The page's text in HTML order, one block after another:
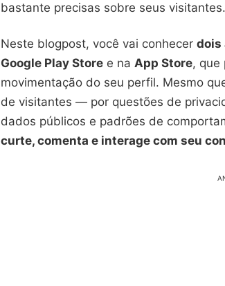
bastante precisas sobre seus visitantes.
Neste blogpost, você vai conhecer dois
Google Play Store e na App Store, que
movimentação do seu perfil. Mesmo
de visitantes — por questões de
dados públicos e padrões de
curte, comenta e interage com seu